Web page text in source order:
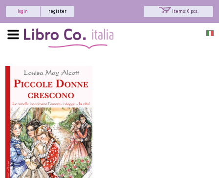
items: 0 pcs.
register
login